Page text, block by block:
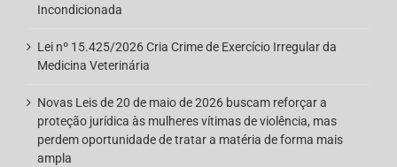
Incondicionada
Lei nº 15.425/2026 Cria Crime de Exercício Irregular da
Medicina Veterinária
Novas Leis de 20 de maio de 2026 buscam reforçar a
proteção jurídica às mulheres vítimas de violência, mas
perdem oportunidade de tratar a matéria de forma mais
ampla